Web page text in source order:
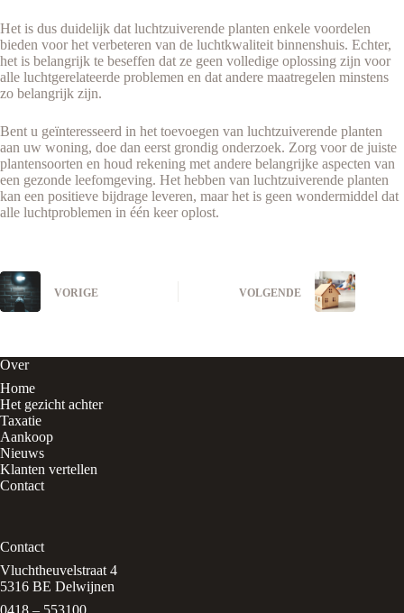
Het is dus duidelijk dat luchtzuiverende planten enkele voordelen
bieden voor het verbeteren van de luchtkwaliteit binnenshuis. Echter,
het is belangrijk te beseffen dat ze geen volledige oplossing zijn voor
alle luchtgerelateerde problemen en dat andere maatregelen minstens
zo belangrijk zijn.
Bent u geïnteresseerd in het toevoegen van luchtzuiverende planten
aan uw woning, doe dan eerst grondig onderzoek. Zorg voor de juiste
plantensoorten en houd rekening met andere belangrijke aspecten van
een gezonde leefomgeving. Het hebben van luchtzuiverende planten
kan een positieve bijdrage leveren, maar het is geen wondermiddel dat
alle luchtproblemen in één keer oplost.
VORIGE VOLGENDE
Over
Home
Het gezicht achter
Taxatie
Aankoop
Nieuws
Klanten vertellen
Contact
Contact
Vluchtheuvelstraat 4
5316 BE Delwijnen
0418 – 553100